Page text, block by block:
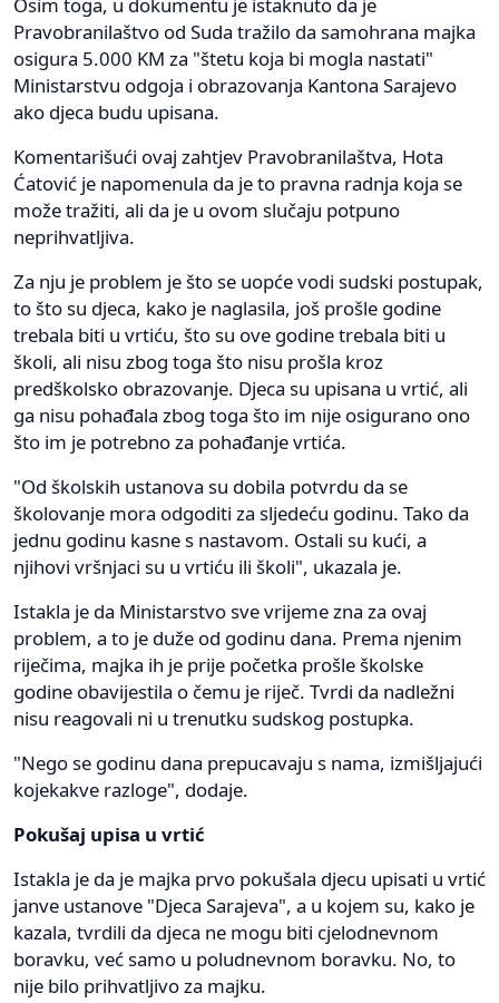
Pravobranilaštvo od Suda tražilo da samohrana majka
osigura 5.000 KM za "štetu koja bi mogla nastati"
Ministarstvu odgoja i obrazovanja Kantona Sarajevo
ako djeca budu upisana.
Komentarišući ovaj zahtjev Pravobranilaštva, Hota
Ćatović je napomenula da je to pravna radnja koja se
može tražiti, ali da je u ovom slučaju potpuno
neprihvatljiva.
Za nju je problem je što se uopće vodi sudski postupak,
to što su djeca, kako je naglasila, još prošle godine
trebala biti u vrtiću, što su ove godine trebala biti u
školi, ali nisu zbog toga što nisu prošla kroz
predškolsko obrazovanje. Djeca su upisana u vrtić, ali
ga nisu pohađala zbog toga što im nije osigurano ono
što im je potrebno za pohađanje vrtića.
"Od školskih ustanova su dobila potvrdu da se
školovanje mora odgoditi za sljedeću godinu. Tako da
jednu godinu kasne s nastavom. Ostali su kući, a
njihovi vršnjaci su u vrtiću ili školi", ukazala je.
Istakla je da Ministarstvo sve vrijeme zna za ovaj
problem, a to je duže od godinu dana. Prema njenim
riječima, majka ih je prije početka prošle školske
godine obavijestila o čemu je riječ. Tvrdi da nadležni
nisu reagovali ni u trenutku sudskog postupka.
"Nego se godinu dana prepucavaju s nama, izmišljajući
kojekakve razloge", dodaje.
Pokušaj upisa u vrtić
Istakla je da je majka prvo pokušala djecu upisati u vrtić
janve ustanove "Djeca Sarajeva", a u kojem su, kako je
kazala, tvrdili da djeca ne mogu biti cjelodnevnom
boravku, već samo u poludnevnom boravku. No, to
nije bilo prihvatljivo za majku.